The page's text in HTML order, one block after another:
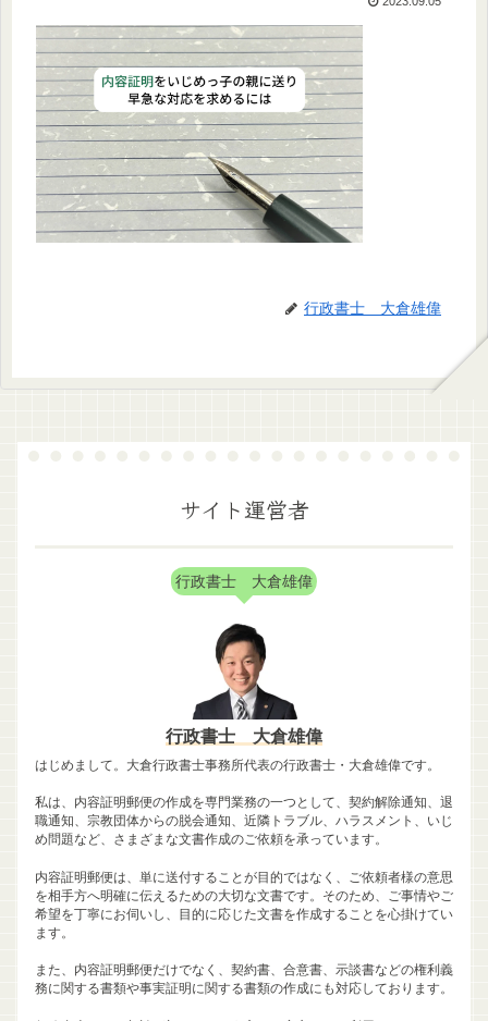
行政書士 大倉雄偉
サイト運営者
行政書士 大倉雄偉
行政書士 大倉雄偉
はじめまして。大倉行政書士事務所代表の行政書士・大倉雄偉です。
私は、内容証明郵便の作成を専門業務の一つとして、契約解除通知、退
職通知、宗教団体からの脱会通知、近隣トラブル、ハラスメント、いじ
め問題など、さまざまな文書作成のご依頼を承っています。
内容証明郵便は、単に送付することが目的ではなく、ご依頼者様の意思
を相手方へ明確に伝えるための大切な文書です。そのため、ご事情やご
希望を丁寧にお伺いし、目的に応じた文書を作成することを心掛けてい
ます。
また、内容証明郵便だけでなく、契約書、合意書、示談書などの権利義
務に関する書類や事実証明に関する書類の作成にも対応しております。